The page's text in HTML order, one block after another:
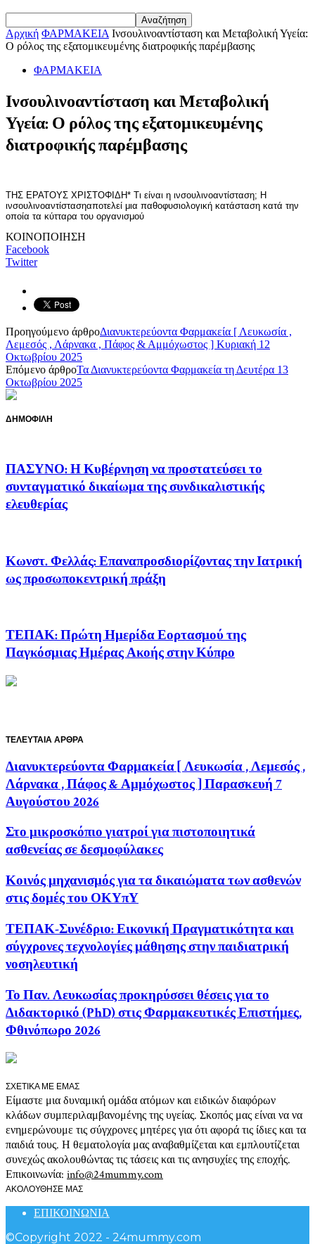
Αρχική ΦΑΡΜΑΚΕΙΑ Ινσουλινοαντίσταση και Μεταβολική Υγεία:
Ο ρόλος της εξατομικευμένης διατροφικής παρέμβασης
ΦΑΡΜΑΚΕΙΑ
Ινσουλινοαντίσταση και Μεταβολική
Υγεία: Ο ρόλος της εξατομικευμένης
διατροφικής παρέμβασης
ΤΗΣ ΕΡΑΤΟΥΣ ΧΡΙΣΤΟΦΙΔΗ* Τι είναι η ινσουλινοαντίσταση; Η
ινσουλινοαντίστασηαποτελεί μια παθοφυσιολογική κατάσταση κατά την
οποία τα κύτταρα του οργανισμού
ΚΟΙΝΟΠΟΙΗΣΗ
Facebook
Twitter
Προηγούμενο άρθροΔιανυκτερεύοντα Φαρμακεία [ Λευκωσία ,
Λεμεσός , Λάρνακα , Πάφος & Αμμόχωστος ] Κυριακή 12
Οκτωβρίου 2025
Επόμενο άρθροΤα Διανυκτερεύοντα Φαρμακεία τη Δευτέρα 13
Οκτωβρίου 2025
ΔΗΜΟΦΙΛΗ
ΠΑΣΥΝΟ: Η Κυβέρνηση να προστατεύσει το
συνταγματικό δικαίωμα της συνδικαλιστικής
ελευθερίας
Κωνστ. Φελλάς: Επαναπροσδιορίζοντας την Ιατρική
ως προσωποκεντρική πράξη
ΤΕΠΑΚ: Πρώτη Ημερίδα Εορτασμού της
Παγκόσμιας Ημέρας Ακοής στην Κύπρο
ΤΕΛΕΥΤΑΙΑ ΑΡΘΡΑ
Διανυκτερεύοντα Φαρμακεία [ Λευκωσία , Λεμεσός ,
Λάρνακα , Πάφος & Αμμόχωστος ] Παρασκευή 7
Αυγούστου 2026
Στο μικροσκόπιο γιατροί για πιστοποιητικά
ασθενείας σε δεσμοφύλακες
Κοινός μηχανισμός για τα δικαιώματα των ασθενών
στις δομές του ΟΚΥπΥ
ΤΕΠΑΚ-Συνέδριο: Εικονική Πραγματικότητα και
σύγχρονες τεχνολογίες μάθησης στην παιδιατρική
νοσηλευτική
Το Παν. Λευκωσίας προκηρύσσει θέσεις για το
Διδακτορικό (PhD) στις Φαρμακευτικές Επιστήμες,
Φθινόπωρο 2026
ΣΧΕΤΙΚΑ ΜΕ ΕΜΑΣ
Είμαστε μια δυναμική ομάδα ατόμων και ειδικών διαφόρων
κλάδων συμπεριλαμβανομένης της υγείας. Σκοπός μας είναι να να
ενημερώνουμε τις σύγχρονες μητέρες για ότι αφορά τις ίδιες και τα
παιδιά τους. Η θεματολογία μας αναβαθμίζεται και εμπλουτίζεται
συνεχώς ακολουθώντας τις τάσεις και τις ανησυχίες της εποχής.
Επικοινωνία: info@24mummy.com
ΑΚΟΛΟΥΘΗΣΕ ΜΑΣ
ΕΠΙΚΟΙΝΩΝΙΑ
©Copyright 2022 - 24mummy.com